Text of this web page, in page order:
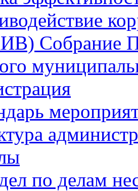
Собрание
по делам